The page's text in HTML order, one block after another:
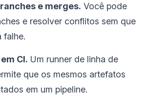
e merges. Você pode
e resolver conflitos sem que
falhe.
CI. Um runner de linha de
que os mesmos artefatos
em um pipeline.